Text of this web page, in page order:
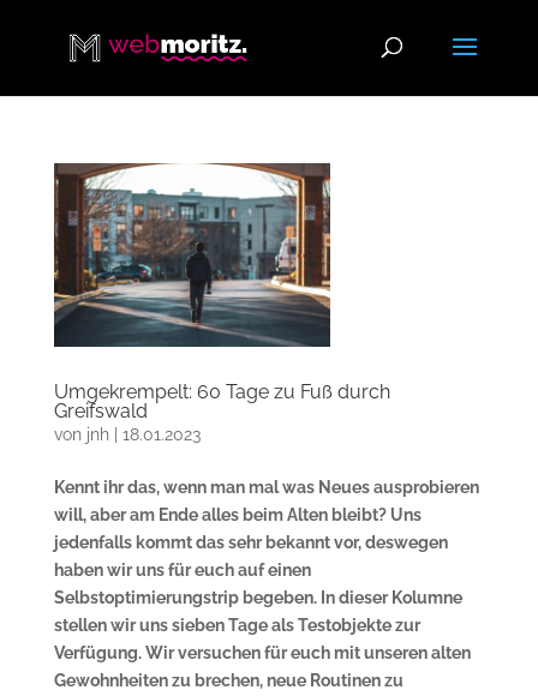
Umgekrempelt: 60 Tage zu Fuß durch
Greifswald
von jnh| 18.01.2023
Kennt ihr das, wenn man mal was Neues ausprobieren
will, aber am Ende alles beim Alten bleibt? Uns
jedenfalls kommt das sehr bekannt vor, deswegen
haben wir uns für euch auf einen
Selbstoptimierungstrip begeben. In dieser Kolumne
stellen wir uns sieben Tage als Testobjekte zur
Verfügung. Wir versuchen für euch mit unseren alten
Gewohnheiten zu brechen, neue Routinen zu